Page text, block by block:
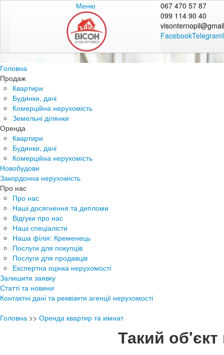
Меню
067 470 57 87
099 114 90 40
FacebookTelegram
Головна
Продаж
Квартири
Будинки, дачі
Комерційна нерухомість
Земельні ділянки
Оренда
Квартири
Будинки, дачі
Комерційна нерухомість
Новобудови
Закордонна нерухомість
Про нас
Про нас
Наші досягнення та дипломи
Відгуки про нас
Наші спеціалісти
Наша філія: Кременець
Послуги для покупців
Послуги для продавців
Експертна оцінка нерухомості
Залишити заявку
Статті та новини
Контактні дані та реквізити агенції нерухомості
Головна >> Оренда квартир та кімнат
Такий об'єкт